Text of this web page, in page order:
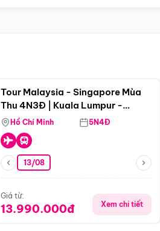
Tour Malaysia - Singapore Mùa
Thu 4N3Đ | Kuala Lumpur -
Malacca - Johor Baru -
Singapore
Hồ Chí Minh 5N4Đ
13/08
Giá từ:
13.990.000đ Xem chi tiết